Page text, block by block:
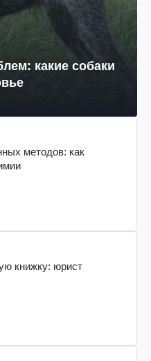
какие собаки
методов: как
книжку: юрист